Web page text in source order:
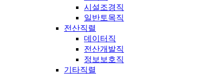
시설조경직
일반토목직
전산직렬
데이터직
전산개발직
정보보호직
기타직렬